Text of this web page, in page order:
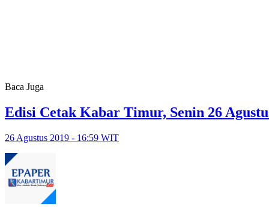
Baca Juga
Edisi Cetak Kabar Timur, Senin 26
26 Agustus 2019 - 16:59 WIT